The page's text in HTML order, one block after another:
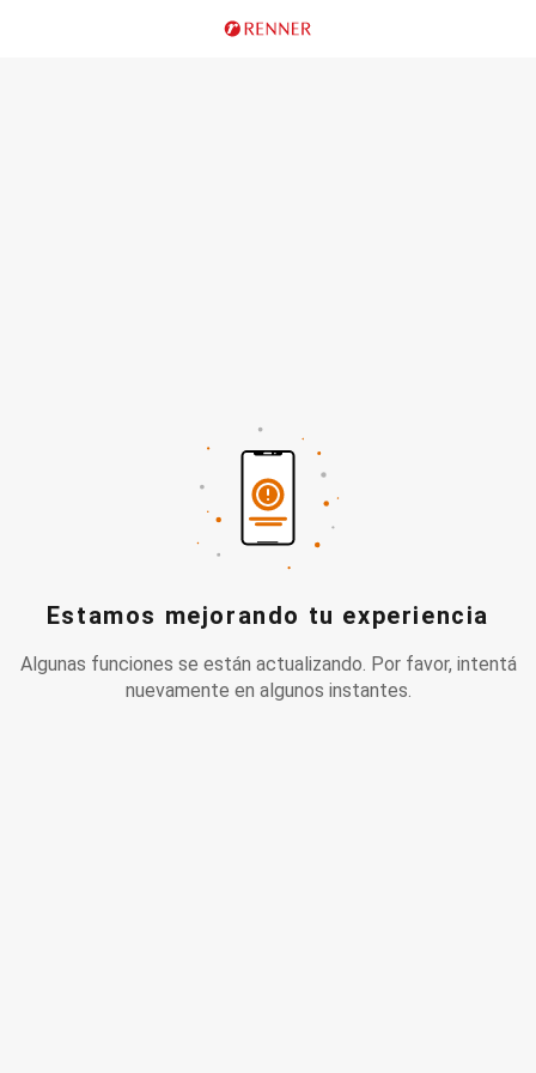
Estamos mejorando tu experiencia
Algunas funciones se están actualizando. Por favor, intentá
nuevamente en algunos instantes.